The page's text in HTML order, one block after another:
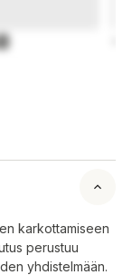
karkottamiseen
perustuu
yhdistelmään.